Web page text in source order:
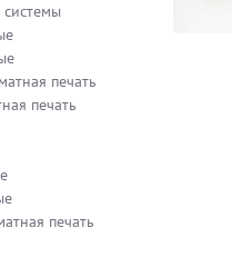
печать
печать
печать